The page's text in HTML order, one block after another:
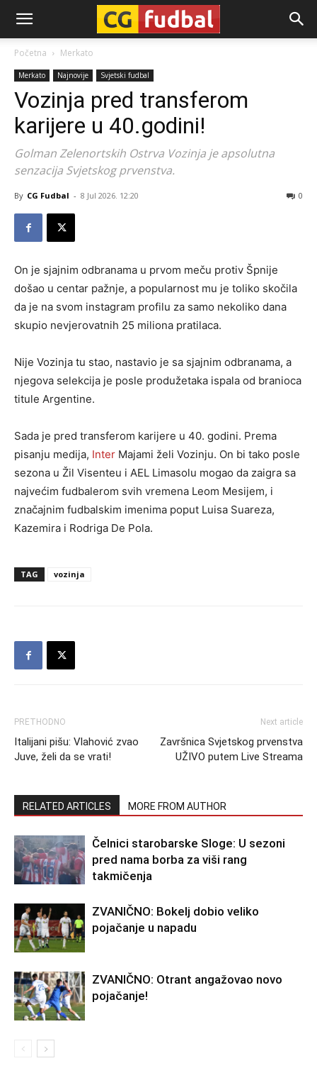
CG-
Fudbal
Početna Merkato
Merkato Najnovije Svjetski fudbal
Vozinja pred transferom
karijere u 40.godini!
Golman Zelenortskih Ostrva Vozinja je apsolutna
senzacija Svjetskog prvenstva.
By CG Fudbal - 8 Jul 2026. 12:20 0
On je sjajnim odbranama u prvom meču protiv Špnije
došao u centar pažnje, a popularnost mu je toliko skočila
da je na svom instagram profilu za samo nekoliko dana
skupio nevjerovatnih 25 miliona pratilaca.
Nije Vozinja tu stao, nastavio je sa sjajnim odbranama, a
njegova selekcija je posle produžetaka ispala od branioca
titule Argentine.
Sada je pred transferom karijere u 40. godini. Prema
pisanju medija, Inter Majami želi Vozinju. On bi tako posle
sezona u Žil Visenteu i AEL Limasolu mogao da zaigra sa
najvećim fudbalerom svih vremena Leom Mesijem, i
značajnim fudbalskim imenima poput Luisa Suareza,
Kazemira i Rodriga De Pola.
TAG vozinja
PRETHODNO
Italijani pišu: Vlahović zvao
Juve, želi da se vrati!
Next article
Završnica Svjetskog prvenstva
UŽIVO putem Live Streama
RELATED ARTICLES MORE FROM AUTHOR
Čelnici starobarske Sloge: U sezoni
pred nama borba za viši rang
takmičenja
ZVANIČNO: Bokelj dobio veliko
pojačanje u napadu
ZVANIČNO: Otrant angažovao novo
pojačanje!